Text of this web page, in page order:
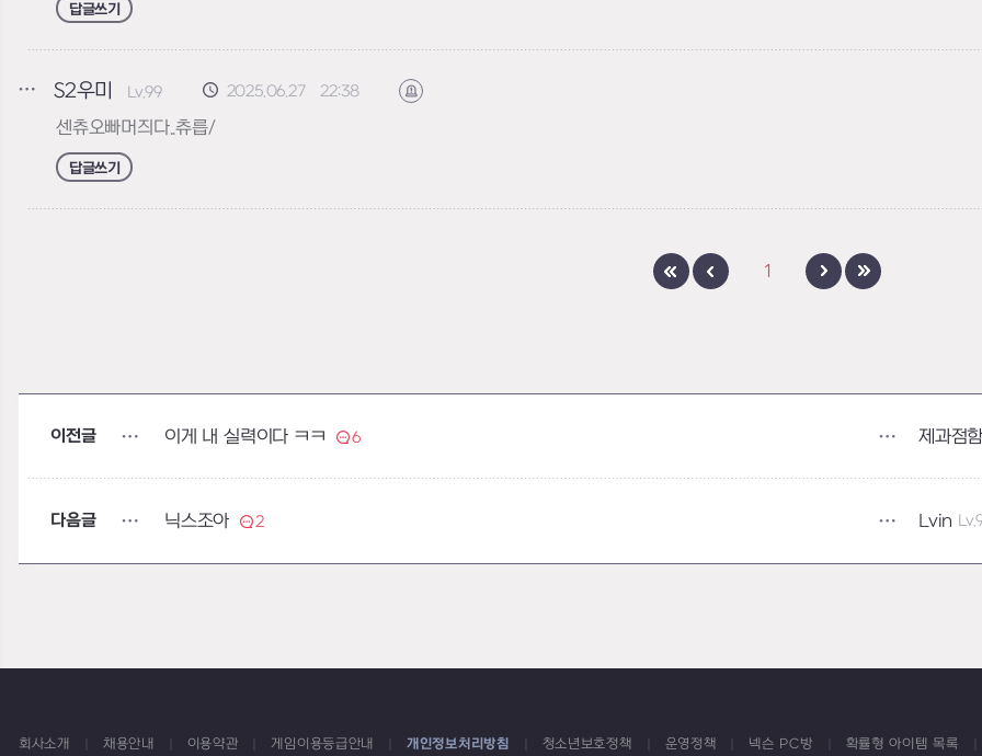
답글쓰기
S2우미 Lv.99 2025.06.27 22:38 신고하기
센츄오빠머즤다..츄릅/
답글쓰기
1
이전글 이게 내 실력이다 ㅋㅋ 6 제과점
다음글 닉스조아 2 Lvin
회사소개 채용안내 이용약관 게임이용등급안내 개인정보처리방침 청소년보호정책 운영정책 넥슨 PC방 확률형 아이템 목록